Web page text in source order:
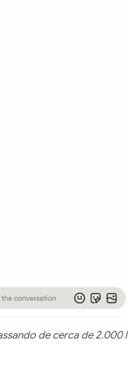
de cerca de 2.000